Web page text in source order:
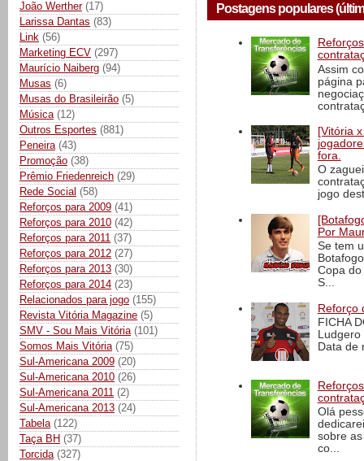
João Werther (17)
Larissa Dantas (83)
Link (56)
Marketing ECV (297)
Maurício Naiberg (94)
Musas (6)
Musas do Brasileirão (5)
Música (12)
Outros Esportes (881)
Peneira (43)
Promoção (38)
Prêmio Friedenreich (29)
Rede Social (58)
Reforços para 2009 (41)
Reforços para 2010 (42)
Reforços para 2011 (37)
Reforços para 2012 (27)
Reforços para 2013 (30)
Reforços para 2014 (23)
Relacionados para jogo (155)
Revista Vitória Magazine (5)
SMV - Sou Mais Vitória (101)
Somos Mais Vitória (75)
Sul-Americana 2009 (20)
Sul-Americana 2010 (26)
Sul-Americana 2011 (2)
Sul-Americana 2013 (24)
Tabela (122)
Taça BH (37)
Torcida (327)
Postagens populares
Assim
página
[Vitória
fora.
O
jogo
Por
Se tem
Copa
S...
Reforço
FICHA
Data de
Olá
sobre
co...